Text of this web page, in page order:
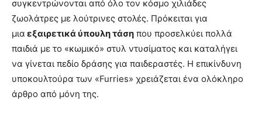
συγκεντρώνονται από όλο τον κόσμο χιλιάδες
ζωολάτρες με λούτρινες στολές. Πρόκειται για
μια εξαιρετικά ύπουλη τάση που προσελκύει πολλά
παιδιά με το «κωμικό» στυλ ντυσίματος και καταλήγει
να γίνεται πεδίο δράσης για παιδεραστές. Η επικίνδυνη
υποκουλτούρα των «Furries» χρειάζεται ένα ολόκληρο
άρθρο από μόνη της.